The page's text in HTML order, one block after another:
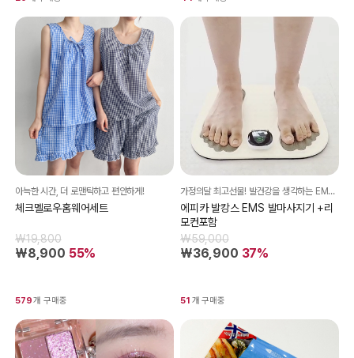
아늑한 시간, 더 로맨틱하고 편안하게!
체크멜로우홈웨어세트
₩19,800
₩8,900 55%
579개 구매중
가정의달 최고선물! 발건강을 생각하는 EMS 발마사지기
에피카 발캉스 EMS 발마사지기 +리
모컨포함
₩59,000
₩36,900 37%
51 개 구매중